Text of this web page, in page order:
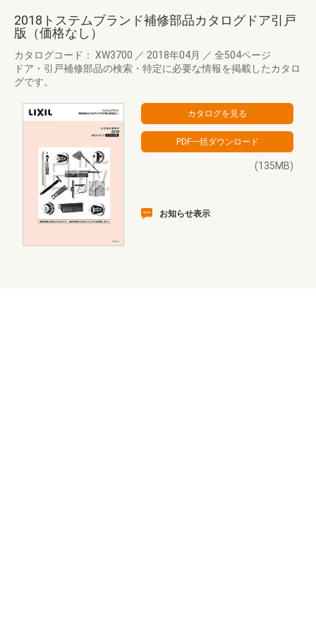
2018トステムブランド補修部品カタログドア引戸
版（価格なし）
カタログコード： XW3700 ／ 2018年04月 ／ 全504ページ
ドア・引戸補修部品の検索・特定に必要な情報を掲載したカタロ
グです。
(135MB)
お知らせ表示